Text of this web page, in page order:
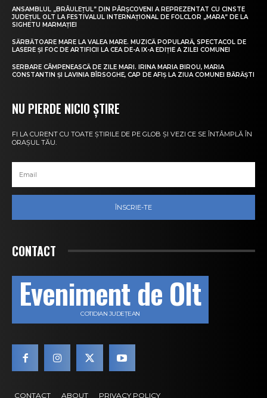
ANSAMBLUL „BRÂULEȚUL” DIN PÂRȘCOVENI A REPREZENTAT CU CINSTE
JUDEȚUL OLT LA FESTIVALUL INTERNAȚIONAL DE FOLCLOR „MARA” DE LA
SIGHETU MARMAȚIEI
SĂRBĂTOARE MARE LA VALEA MARE. MUZICĂ POPULARĂ, SPECTACOL DE
LASERE ȘI FOC DE ARTIFICII LA CEA DE-A IX-A EDIȚIE A ZILEI COMUNEI
SERBARE CÂMPENEASCĂ DE ZILE MARI. IRINA MARIA BIROU, MARIA
CONSTANTIN ȘI LAVINIA BÎRSOGHE, CAP DE AFIȘ LA ZIUA COMUNEI BĂRĂȘTI
NU PIERDE NICIO ȘTIRE
FI LA CURENT CU TOATE ȘTIRILE DE PE GLOB ȘI VEZI CE SE ÎNTÂMPLĂ ÎN
ORAȘUL TĂU.
ÎNSCRIE-TE
CONTACT
Eveniment de Olt
COTIDIAN JUDEȚEAN
CONTACT ABOUT PRIVACY POLICY